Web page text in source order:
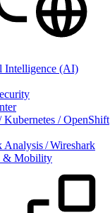
Intelligence (AI)
Kubernetes / OpenShift
Analysis / Wireshark
& Mobility